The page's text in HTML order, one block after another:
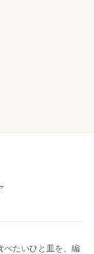
べたいひと皿を、編